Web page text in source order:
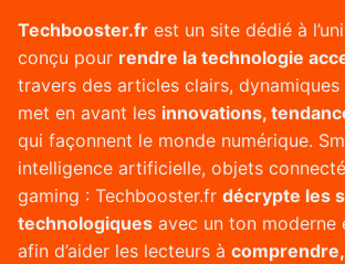
Techbooster.fr est un site dédié à
conçu pour rendre la technologie
travers des articles clairs, dynamiques
met en avant les innovations,
qui façonnent le monde numérique.
intelligence artificielle, objets
gaming : Techbooster.fr décrypte les
technologiques avec un ton moderne
afin d’aider les lecteurs à